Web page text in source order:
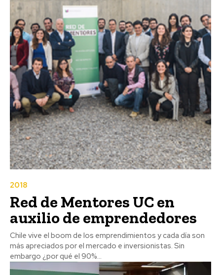
2018
Red de Mentores UC en
auxilio de emprendedores
Chile vive el boom de los emprendimientos y cada día son
más apreciados por el mercado e inversionistas. Sin
embargo ¿por qué el 90%...